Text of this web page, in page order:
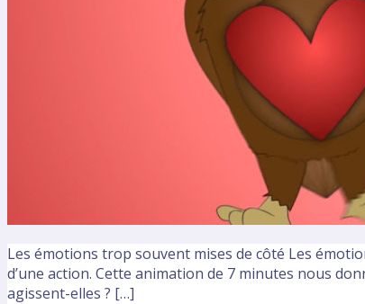
Les émotions trop souvent mises de côté Les
d’une action. Cette animation de 7 minutes nous
agissent-elles ? […]